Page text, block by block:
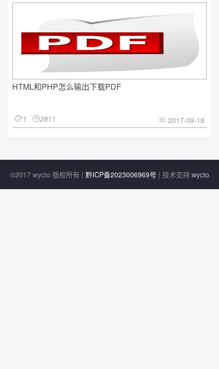
HTML和PHP怎么输出下载PDF
1 2811  2017-09-18
©2017 wycto 版权所有 | 黔ICP备2023006969号 | 技术支持:wycto